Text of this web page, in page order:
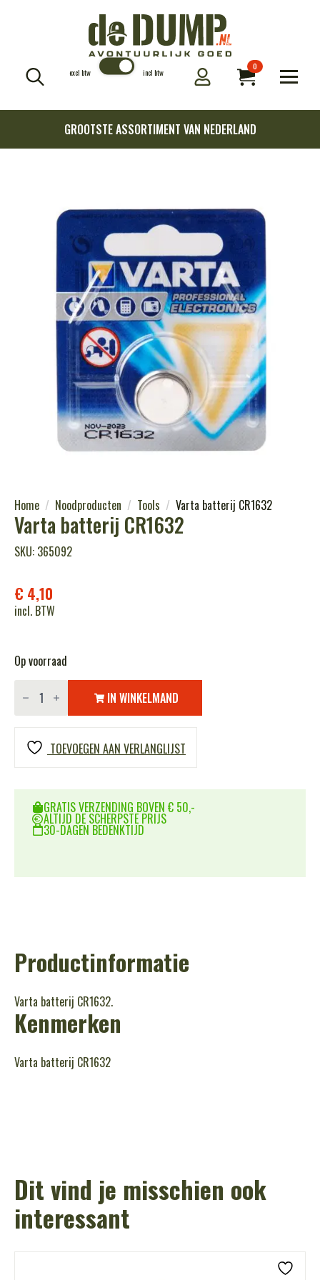
excl btw incl btw
0
GROOTSTE ASSORTIMENT VAN NEDERLAND
Home Noodproducten Tools Varta batterij CR1632
Varta batterij CR1632
SKU: 365092
€ 4,10
incl. BTW
Op voorraad
Varta
batterij
CR1632
aantal
IN WINKELMAND
TOEVOEGEN AAN VERLANGLIJST
GRATIS VERZENDING BOVEN € 50,-
ALTIJD DE SCHERPSTE PRIJS
30-DAGEN BEDENKTIJD
Productinformatie
Varta batterij CR1632.
Kenmerken
Varta batterij CR1632
Dit vind je misschien ook
interessant